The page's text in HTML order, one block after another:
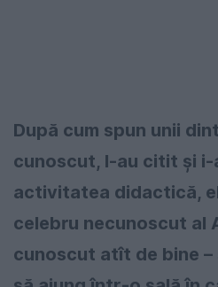
După cum spun unii
cunoscut, l-au citit și
activitatea didactică,
celebru necunoscut al
cunoscut atît de bine